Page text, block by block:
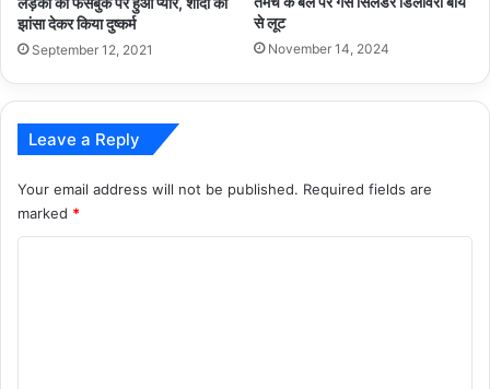
झांसा देकर किया दुष्कर्म
September 12, 2021
से लूट
November 14, 2024
Leave a Reply
Your email address will not be published. Required fields are
marked *